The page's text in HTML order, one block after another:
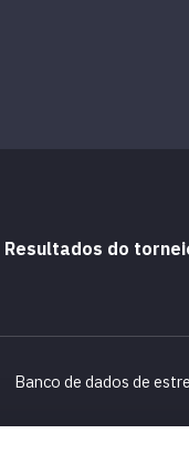
Resultados do
Banco de dados de